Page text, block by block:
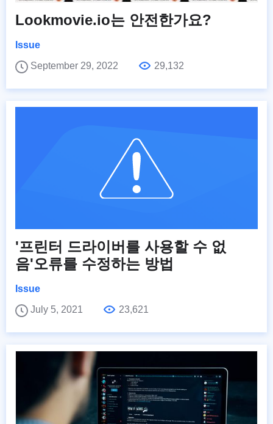
Lookmovie.io는 안전한가요?
Issue
September 29, 2022
29,132
'프린터 드라이버를 사용할 수 없
음'오류를 수정하는 방법
Issue
July 5, 2021
23,621